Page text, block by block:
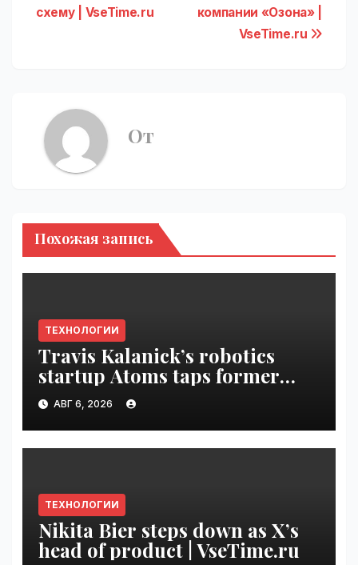
компании «Озона» |
VseTime.ru
схему | VseTime.ru
От
Похожая запись
ТЕХНОЛОГИИ
Travis Kalanick’s robotics
startup Atoms taps former
Uber finance chief as CFO |
VseTime.ru
АВГ 6, 2026
ТЕХНОЛОГИИ
Nikita Bier steps down as X’s
head of product | VseTime.ru